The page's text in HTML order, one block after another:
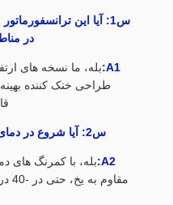
س1: آیا این
در
A1:
طراحی خنک کننده
س2: آیا شروع در دمای بسیار پایین ایمن است؟
A2: بله، با کمرنگ های